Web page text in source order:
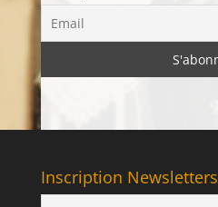
Inscription Newsletters